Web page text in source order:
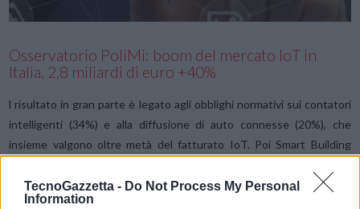
TecnoGazzetta - Do Not Process My Personal
Information
Osservatorio PoliMi: boom del mercato IoT in
Italia, 2,8 miliardi di euro +40%
l risultato in gran parte è legato agli obblighi normativi sui contatori
intelligenti (34%) e alla diffusione di auto connesse (20%), che
insieme valgono oltre metà del fatturato IoT. Poi Smart Building